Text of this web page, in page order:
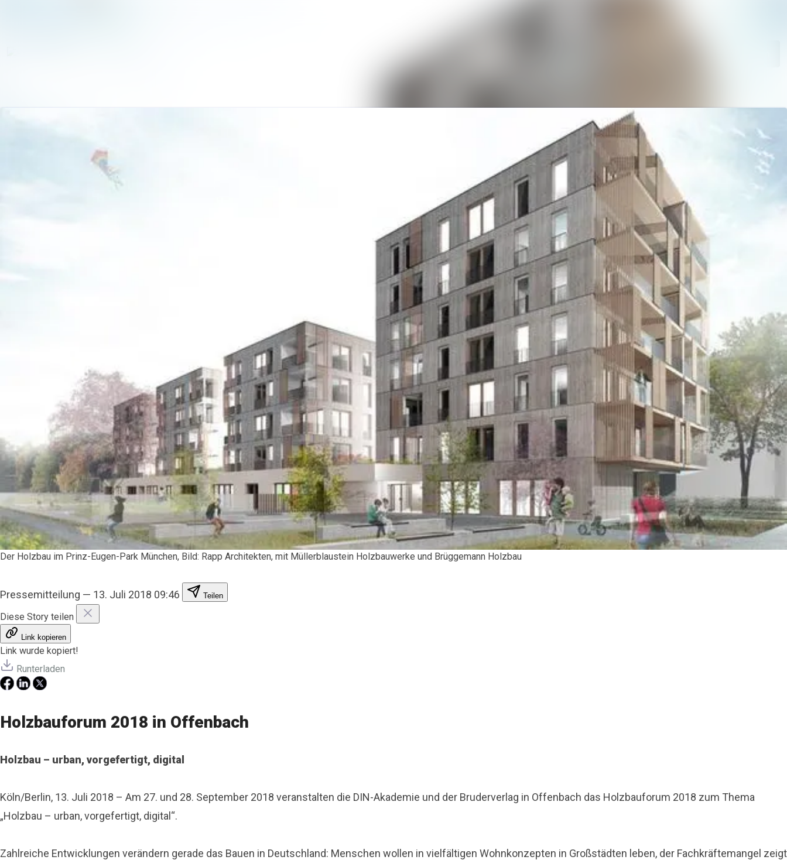
Der Holzbau im Prinz-Eugen-Park München, Bild: Rapp Architekten, mit Müllerblaustein Holzbauwerke und Brüggemann Holzbau
Pressemitteilung — 13. Juli 2018 09:46 Teilen
Diese Story teilen
Link kopieren
Link wurde kopiert!
Runterladen
Holzbauforum 2018 in Offenbach
Holzbau – urban, vorgefertigt, digital
Köln/Berlin, 13. Juli 2018 – Am 27. und 28. September 2018 veranstalten die DIN-Akademie und der Bruderverlag in Offenbach das Holzbauforum 2018 zum Thema
„Holzbau – urban, vorgefertigt, digital“.
Zahlreiche Entwicklungen verändern gerade das Bauen in Deutschland: Menschen wollen in vielfältigen Wohnkonzepten in Großstädten leben, der Fachkräftemangel zeigt